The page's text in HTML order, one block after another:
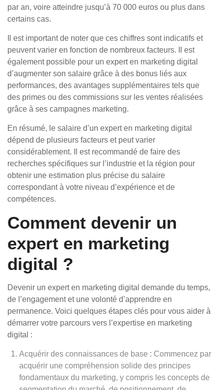
par an, voire atteindre jusqu’à 70 000 euros ou plus dans
certains cas.
Il est important de noter que ces chiffres sont indicatifs et
peuvent varier en fonction de nombreux facteurs. Il est
également possible pour un expert en marketing digital
d’augmenter son salaire grâce à des bonus liés aux
performances, des avantages supplémentaires tels que
des primes ou des commissions sur les ventes réalisées
grâce à ses campagnes marketing.
En résumé, le salaire d’un expert en marketing digital
dépend de plusieurs facteurs et peut varier
considérablement. Il est recommandé de faire des
recherches spécifiques sur l’industrie et la région pour
obtenir une estimation plus précise du salaire
correspondant à votre niveau d’expérience et de
compétences.
Comment devenir un
expert en marketing
digital ?
Devenir un expert en marketing digital demande du temps,
de l’engagement et une volonté d’apprendre en
permanence. Voici quelques étapes clés pour vous aider à
démarrer votre parcours vers l’expertise en marketing
digital :
Acquérir des connaissances de base : Commencez par
acquérir une compréhension solide des principes
fondamentaux du marketing, y compris les concepts de